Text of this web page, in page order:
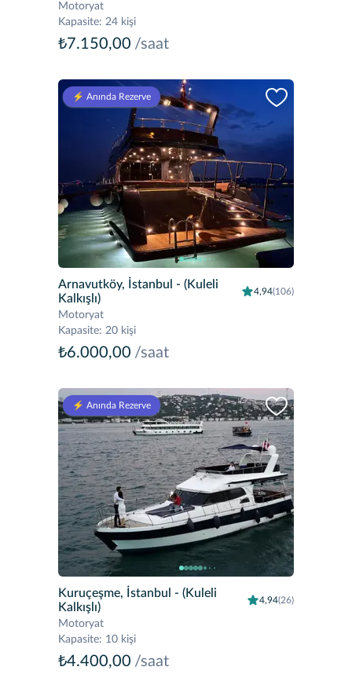
Motoryat
Kapasite: 24 kişi
₺7.150,00 /saat
⚡️ Anında Rezerve
Arnavutköy, İstanbul
- (Kuleli
Kalkışlı)
4,94(106)
Motoryat
Kapasite: 20 kişi
₺6.000,00 /saat
⚡️ Anında Rezerve
Kuruçeşme, İstanbul
- (Kuleli
Kalkışlı)
4,94(26)
Motoryat
Kapasite: 10 kişi
₺4.400,00 /saat